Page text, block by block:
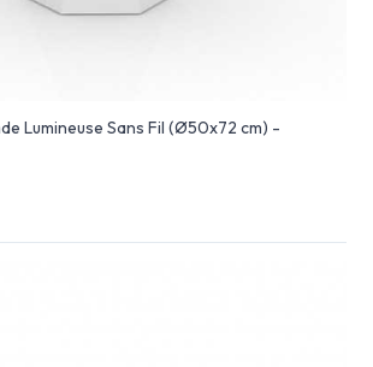
Lumineuse Sans Fil (Ø50x72 cm) -